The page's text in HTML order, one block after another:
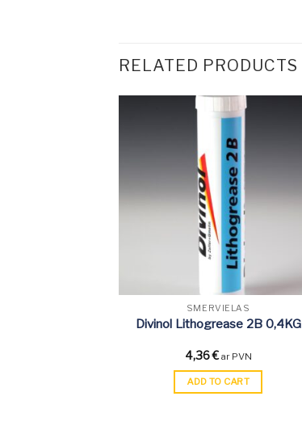
RELATED PRODUCTS
SMĒRVIELAS
Divinol Lithogrease 2B 0,4KG
4,36€ ar PVN
ADD TO CART